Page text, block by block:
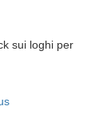
sui loghi per